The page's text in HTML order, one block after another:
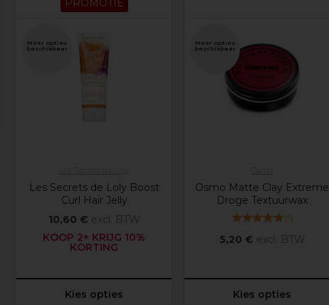
PROMOTIE
Meer opties
beschikbaar
Les Secrets de Loly Boost
Curl Hair Jelly
10,60 € excl. BTW
KOOP 2+ KRIJG 10%
KORTING
Kies opties
Meer opties
beschikbaar
Osmo Matte Clay Extreme
Droge Textuurwax
(1)
5,20 € excl. BTW
Kies opties